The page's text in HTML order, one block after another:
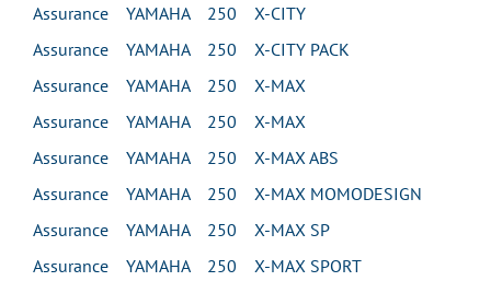
Assurance YAMAHA 250 X-CITY
Assurance YAMAHA 250 X-CITY PACK
Assurance YAMAHA 250 X-MAX
Assurance YAMAHA 250 X-MAX
Assurance YAMAHA 250 X-MAX ABS
Assurance YAMAHA 250 X-MAX MOMODESIGN
Assurance YAMAHA 250 X-MAX SP
Assurance YAMAHA 250 X-MAX SPORT